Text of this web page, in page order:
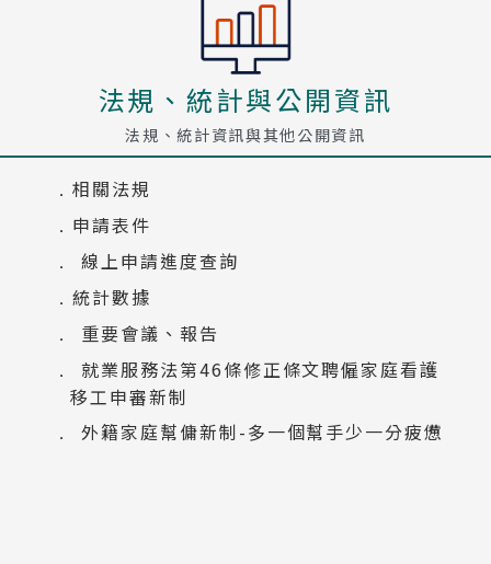
法規、統計與公開資訊
法規、統計資訊與其他公開資訊
相關法規
申請表件
線上申請進度查詢
統計數據
重要會議、報告
就業服務法第46條修正條文聘僱家庭看護
移工申審新制
外籍家庭幫傭新制-多一個幫手少一分疲憊